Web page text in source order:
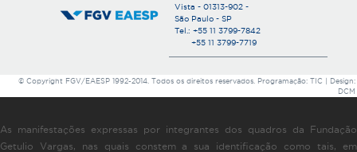
Vista - 01313-902 -
São Paulo - SP
Tel.: +55 11 3799-7842
+55 11 3799-7719
© Copyright FGV/EAESP 1992-2014. Todos os direitos reservados. Programação: TIC | Design:
DCM
As manifestações expressas por integrantes dos quadros da Fundação
Getulio Vargas, nas quais constem a sua identificação como tais, em